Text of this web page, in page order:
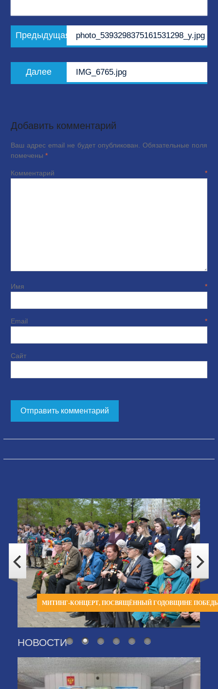
Навигация
по
Предыдущая
запись:
photo_5393298375161531298_y.jpg
Далее
запись:
IMG_6765.jpg
Добавить комментарий
Ваш адрес email не будет опубликован. Обязательные поля
помечены *
Комментарий*
Имя*
Email*
Сайт
МИТИНГ-КОНЦЕРТ, ПОСВЯЩЁННЫЙ ГОДОВЩИНЕ
НОВОСТИ